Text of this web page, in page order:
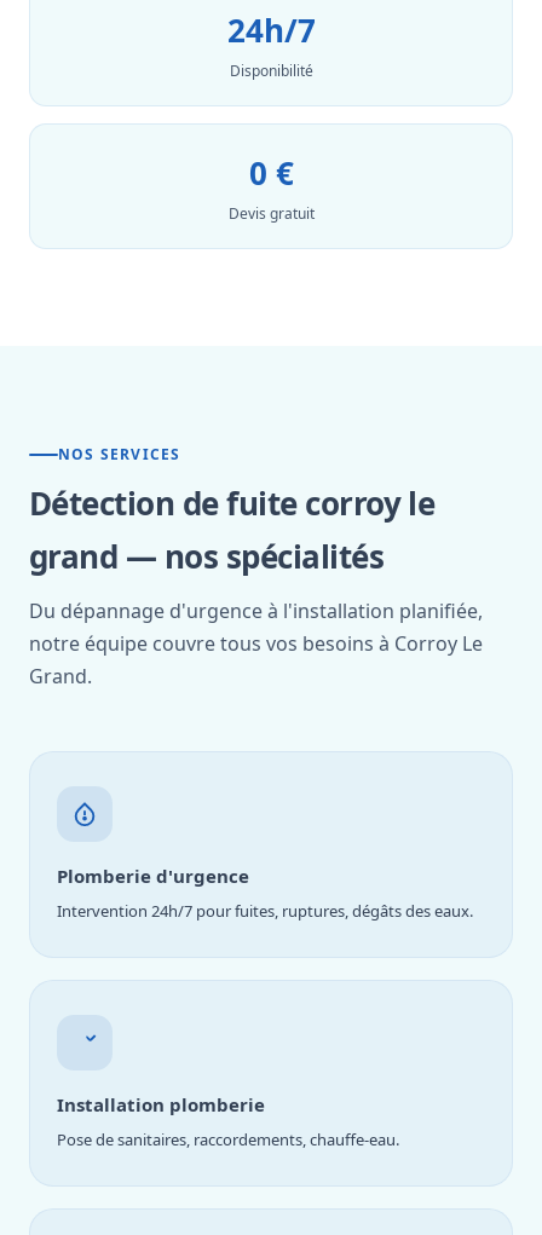
24h/7
Disponibilité
0 €
Devis gratuit
NOS SERVICES
Détection de fuite corroy le
grand — nos spécialités
Du dépannage d'urgence à l'installation planifiée,
notre équipe couvre tous vos besoins à Corroy Le
Grand.
Plomberie d'urgence
Intervention 24h/7 pour fuites, ruptures, dégâts des eaux.
Installation plomberie
Pose de sanitaires, raccordements, chauffe-eau.